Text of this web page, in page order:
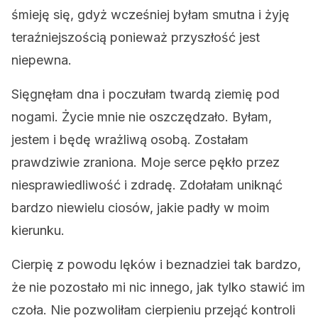
śmieję się, gdyż wcześniej byłam smutna i żyję
teraźniejszością ponieważ przyszłość jest
niepewna.
Sięgnęłam dna i poczułam twardą ziemię pod
nogami. Życie mnie nie oszczędzało. Byłam,
jestem i będę wrażliwą osobą. Zostałam
prawdziwie zraniona. Moje serce pękło przez
niesprawiedliwość i zdradę. Zdołałam uniknąć
bardzo niewielu ciosów, jakie padły w moim
kierunku.
Cierpię z powodu lęków i beznadziei tak bardzo,
że nie pozostało mi nic innego, jak tylko stawić im
czoła. Nie pozwoliłam cierpieniu przejąć kontroli